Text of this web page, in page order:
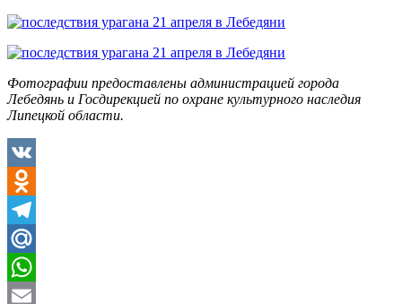
Фотографии предоставлены администрацией города
Лебедянь и Госдирекцией по охране культурного наследия
Липецкой области.
VK
Odnoklassniki
Telegram
Mail.Ru
WhatsApp